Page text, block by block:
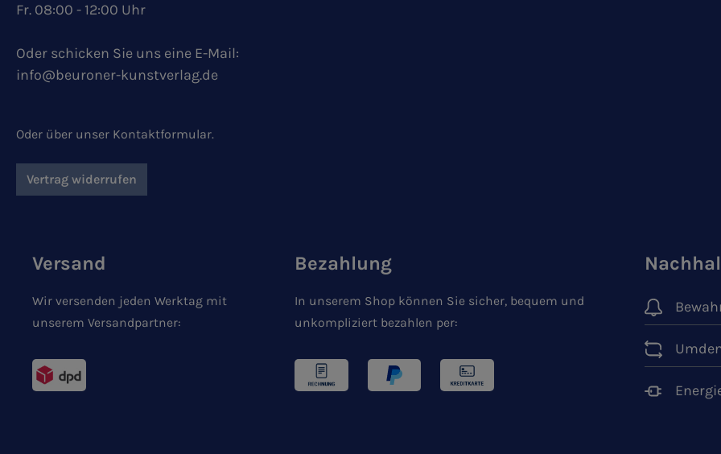
Fr. 08:00 - 12:00 Uhr
Oder schicken Sie uns eine E-Mail:
info@beuroner-kunstverlag.de
Oder über unser Kontaktformular.
Vertrag widerrufen
Versand
Wir versenden jeden Werktag mit
unserem Versandpartner:
Bezahlung
In unserem Shop können Sie sicher, bequem und
unkompliziert bezahlen per: